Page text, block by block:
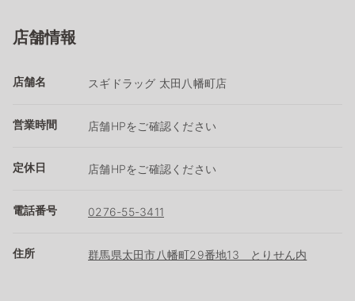
店舗情報
店舗名 スギドラッグ 太田八幡町店
営業時間 店舗HPをご確認ください
定休日 店舗HPをご確認ください
電話番号 0276-55-3411
住所 群馬県太田市八幡町29番地13 とりせん内